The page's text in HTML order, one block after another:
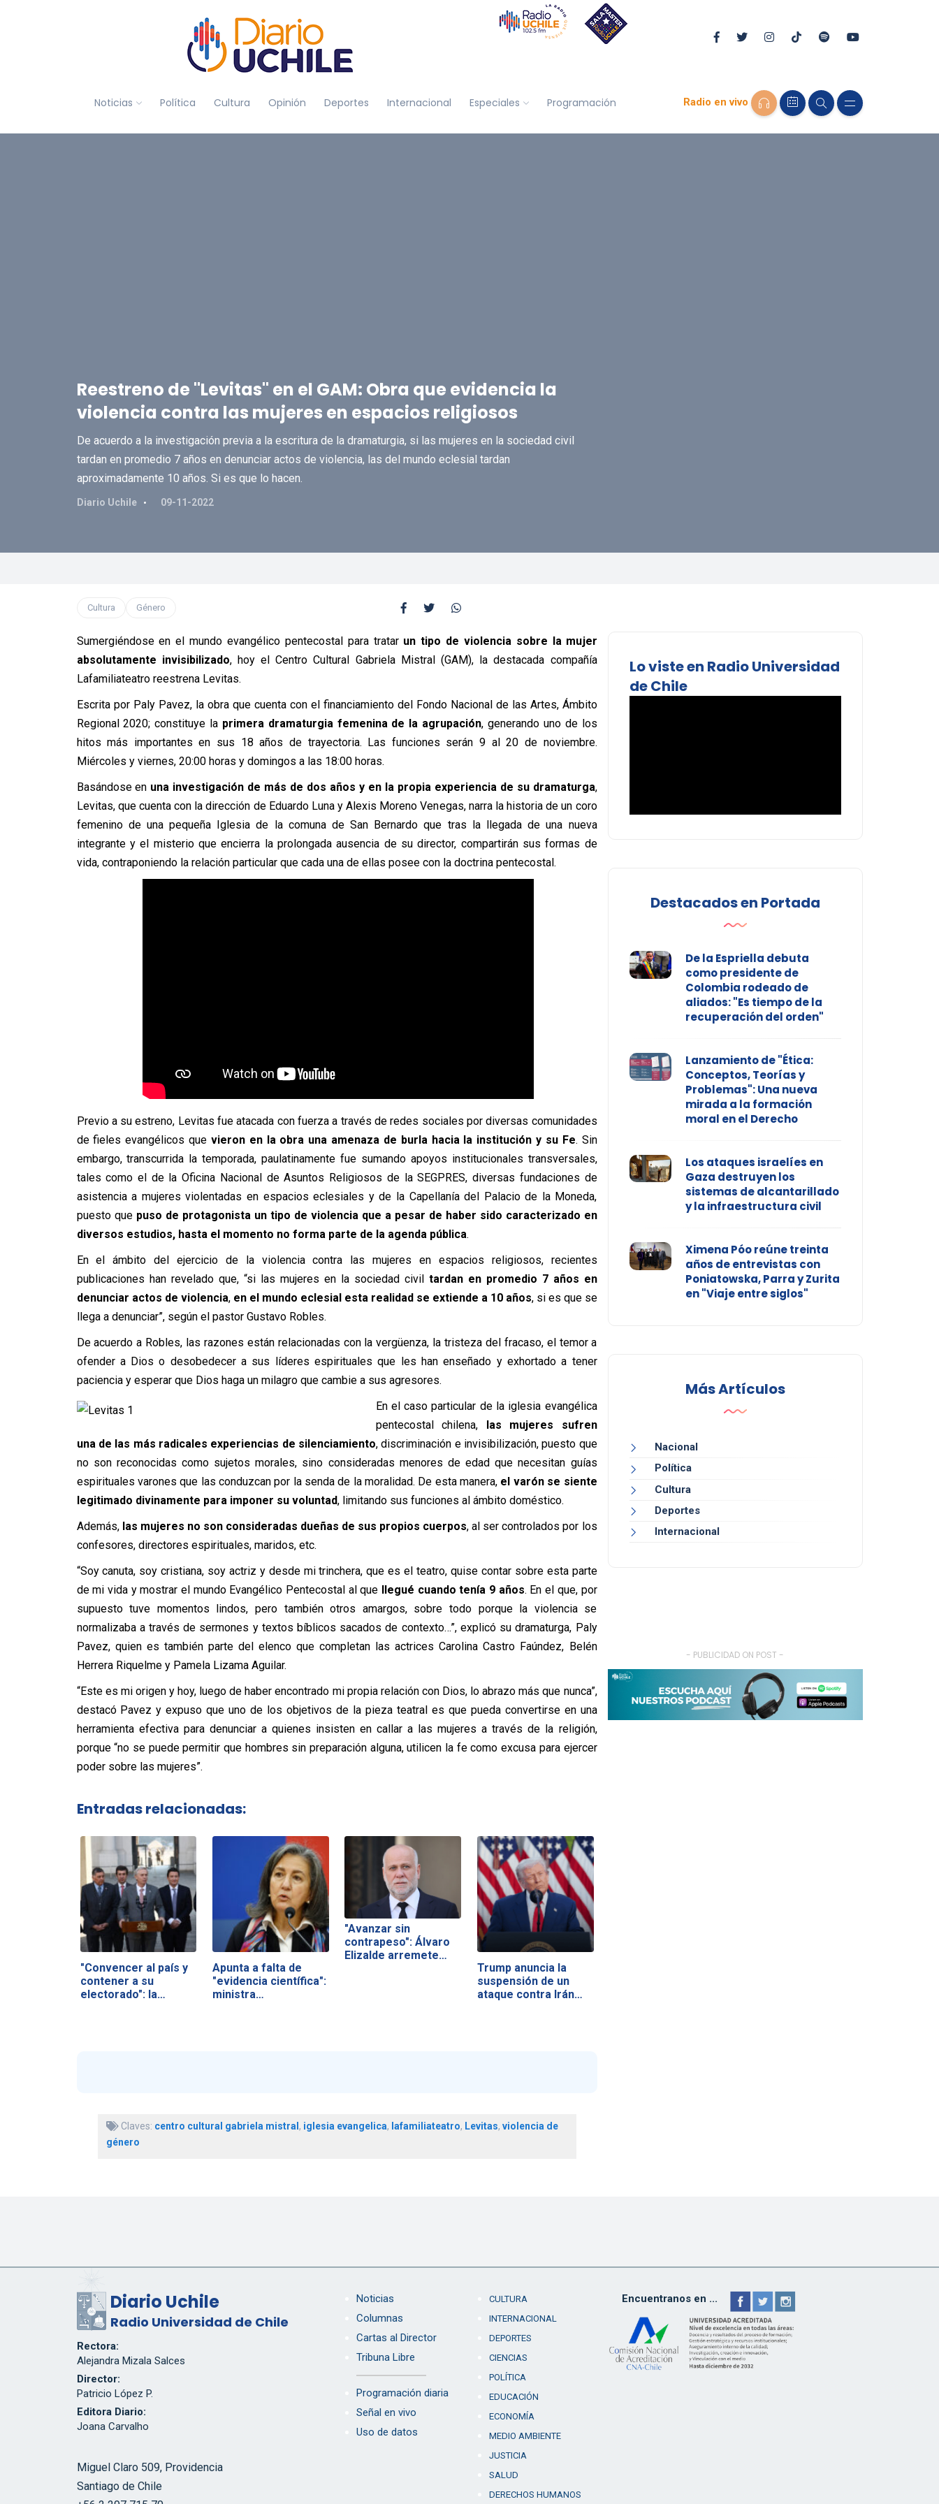
Noticias Política Cultura Opinión Deportes Internacional Especiales Programación Radio en vivo
Reestreno de "Levitas" en el GAM: Obra que evidencia la
violencia contra las mujeres en espacios religiosos
De acuerdo a la investigación previa a la escritura de la dramaturgia, si las mujeres en la sociedad civil
tardan en promedio 7 años en denunciar actos de violencia, las del mundo eclesial tardan
aproximadamente 10 años. Si es que lo hacen.
Diario Uchile 09-11-2022
Cultura Género
Sumergiéndose en el mundo evangélico pentecostal para tratarun tipo de violencia sobre la mujer
absolutamente invisibilizado, hoy el Centro Cultural Gabriela Mistral (GAM), la destacada compañía
Lafamiliateatro reestrena Levitas.
Escrita por Paly Pavez, la obra que cuenta con el financiamiento del Fondo Nacional de las Artes, Ámbito
Regional 2020; constituye la primera dramaturgia femenina de la agrupación, generando uno de los
hitos más importantes en sus 18 años de trayectoria. Las funciones serán 9 al 20 de noviembre.
Miércoles y viernes, 20:00 horas y domingos a las 18:00 horas.
Basándose en una investigación de más de dos años y en la propia experiencia de su dramaturga,
Levitas, que cuenta con la dirección de Eduardo Luna y Alexis Moreno Venegas, narra la historia de un coro
femenino de una pequeña Iglesia de la comuna de San Bernardo que tras la llegada de una nueva
integrante y el misterio que encierra la prolongada ausencia de su director, compartirán sus formas de
vida, contraponiendo la relación particular que cada una de ellas posee con la doctrina pentecostal.
Previo a su estreno, Levitas fue atacada con fuerza a través de redes sociales por diversas comunidades
de fieles evangélicos que vieron en la obra una amenaza de burla hacia la institución y su Fe. Sin
embargo, transcurrida la temporada, paulatinamente fue sumando apoyos institucionales transversales,
tales como el de la Oficina Nacional de Asuntos Religiosos de la SEGPRES, diversas fundaciones de
asistencia a mujeres violentadas en espacios eclesiales y de la Capellanía del Palacio de la Moneda,
puesto que puso de protagonista un tipo de violencia que a pesar de haber sido caracterizado en
diversos estudios, hasta el momento no forma parte de la agenda pública.
En el ámbito del ejercicio de la violencia contra las mujeres en espacios religiosos, recientes
publicaciones han revelado que, “si las mujeres en la sociedad civil tardan en promedio 7 años en
denunciar actos de violencia, en el mundo eclesial esta realidad se extiende a 10 años, si es que se
llega a denunciar”, según el pastor Gustavo Robles.
De acuerdo a Robles, las razones están relacionadas con la vergüenza, la tristeza del fracaso, el temor a
ofender a Dios o desobedecer a sus líderes espirituales que les han enseñado y exhortado a tener
paciencia y esperar que Dios haga un milagro que cambie a sus agresores.
En el caso particular de la iglesia evangélica
pentecostal chilena, las mujeres sufren
una de las más radicales experiencias de silenciamiento, discriminación e invisibilización, puesto que
no son reconocidas como sujetos morales, sino consideradas menores de edad que necesitan guías
espirituales varones que las conduzcan por la senda de la moralidad. De esta manera, el varón se siente
legitimado divinamente para imponer su voluntad, limitando sus funciones al ámbito doméstico.
Además,las mujeres no son consideradas dueñas de sus propios cuerpos, al ser controlados por los
confesores, directores espirituales, maridos, etc.
“Soy canuta, soy cristiana, soy actriz y desde mi trinchera, que es el teatro, quise contar sobre esta parte
de mi vida y mostrar el mundo Evangélico Pentecostal al que llegué cuando tenía 9 años. En el que, por
supuesto tuve momentos lindos, pero también otros amargos, sobre todo porque la violencia se
normalizaba a través de sermones y textos bíblicos sacados de contexto…”, explicó su dramaturga, Paly
Pavez, quien es también parte del elenco que completan las actrices Carolina Castro Faúndez, Belén
Herrera Riquelme y Pamela Lizama Aguilar.
“Este es mi origen y hoy, luego de haber encontrado mi propia relación con Dios, lo abrazo más que nunca”,
destacó Pavez y expuso que uno de los objetivos de la pieza teatral es que pueda convertirse en una
herramienta efectiva para denunciar a quienes insisten en callar a las mujeres a través de la religión,
porque “no se puede permitir que hombres sin preparación alguna, utilicen la fe como excusa para ejercer
poder sobre las mujeres”.
Entradas relacionadas:
"Convencer al país y
contener a su
electorado": la…
Apunta a falta de
"evidencia científica":
ministra…
"Avanzar sin
contrapeso": Álvaro
Elizalde arremete…
Trump anuncia la
suspensión de un
ataque contra Irán…
Claves: centro cultural gabriela mistral , iglesia evangelica, lafamiliateatro, Levitas, violencia de
género
Lo viste en Radio Universidad
de Chile
Destacados en Portada
De la Espriella debuta
como presidente de
Colombia rodeado de
aliados: "Es tiempo de la
recuperación del orden"
Lanzamiento de "Ética:
Conceptos, Teorías y
Problemas": Una nueva
mirada a la formación
moral en el Derecho
Los ataques israelíes en
Gaza destruyen los
sistemas de alcantarillado
y la infraestructura civil
Ximena Póo reúne treinta
años de entrevistas con
Poniatowska, Parra y Zurita
en "Viaje entre siglos"
Más Artículos
Nacional
Política
Cultura
Deportes
Internacional
- PUBLICIDAD ON POST -
Diario Uchile
Radio Universidad de Chile
Rectora:
Alejandra Mizala Salces
Director:
Patricio López P.
Editora Diario:
Joana Carvalho
Miguel Claro 509, Providencia
Santiago de Chile
Noticias
Columnas
Cartas al Director
Tribuna Libre
Programación diaria
Señal en vivo
Uso de datos
CULTURA
INTERNACIONAL
DEPORTES
CIENCIAS
POLÍTICA
EDUCACIÓN
ECONOMÍA
MEDIO AMBIENTE
JUSTICIA
SALUD
DERECHOS HUMANOS
Encuentranos en ...